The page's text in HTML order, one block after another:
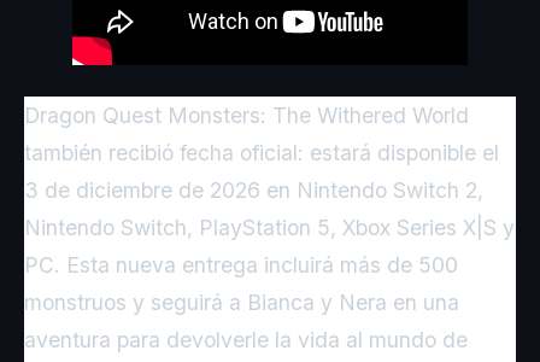
Dragon Quest Monsters: The Withered World
también recibió fecha oficial: estará disponible el
3 de diciembre de 2026 en Nintendo Switch 2,
Nintendo Switch, PlayStation 5, Xbox Series X|S y
PC. Esta nueva entrega incluirá más de 500
monstruos y seguirá a Bianca y Nera en una
aventura para devolverle la vida al mundo de